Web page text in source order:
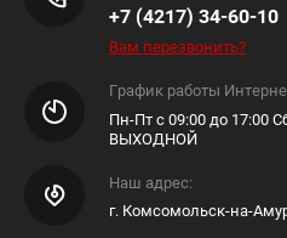
+7 (4217) 34-60-10
Вам перезвонить?
График работы
Пн-Пт с 09:00 до 17:00
ВЫХОДНОЙ
Наш адрес:
г. Комсомольск-на-